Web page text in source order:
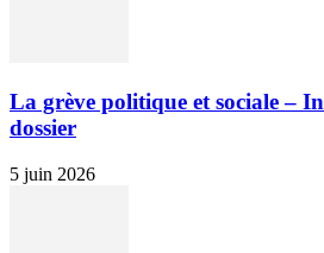
La grève politique et sociale –
dossier
5 juin 2026